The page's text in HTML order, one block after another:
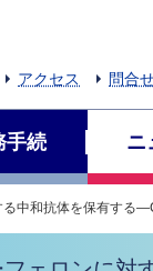
アクセス 問合
手続 ニ
中和抗体を保有する